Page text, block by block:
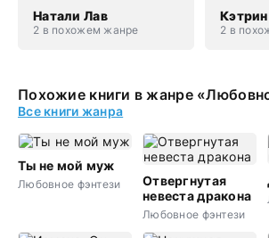
Натали Лав
2 в похожем жанре 2 в
Похожие книги в жанре
Все книги жанра
Ты не мой муж
Любовное фэнтези
Отвергнутая
невеста дракона
Любовное фэнтези